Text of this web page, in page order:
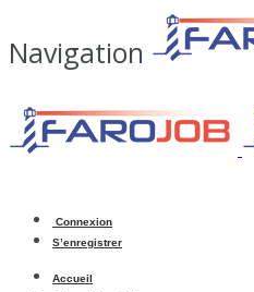
Navigation
Connexion
S’enregistrer
Accueil